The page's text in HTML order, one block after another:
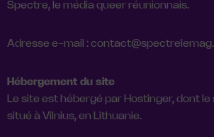
Spectre, le média queer réunionnais.
Adresse e-mail :
Hébergement du site
Le site est hébergé par Hostinger, dont le
situé à Vilnius, en Lithuanie.